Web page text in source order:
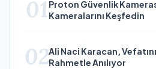
01 Proton Güvenlik
Kameralarını Keşfedin
02Ali Naci Karacan,
Rahmetle Anılıyor